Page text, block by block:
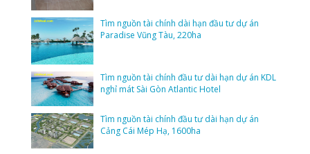
Tìm nguồn tài chính dài hạn đầu tư dự án
Paradise Vũng Tàu, 220ha
Tìm nguồn tài chính đầu tư dài hạn dự án KDL
nghỉ mát Sài Gòn Atlantic Hotel
Tìm nguồn tài chính đầu tư dài hạn dự án
Cảng Cái Mép Hạ, 1600ha